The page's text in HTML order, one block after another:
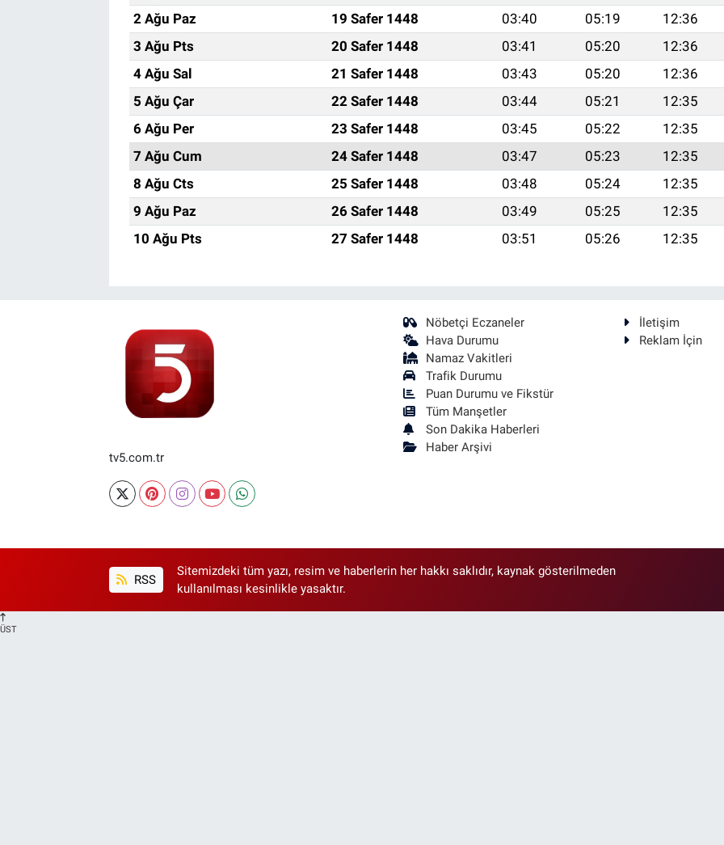
2 Ağu Paz
19 Safer 1448 03:40 05:19 12:36
3 Ağu Pts
20 Safer 1448 03:41 05:20 12:36
4 Ağu Sal
21 Safer 1448 03:43 05:20 12:36
5 Ağu Çar
22 Safer 1448 03:44 05:21 12:35
6 Ağu Per
23 Safer 1448 03:45 05:22 12:35
7 Ağu Cum
24 Safer 1448 03:47 05:23 12:35
8 Ağu Cts
25 Safer 1448 03:48 05:24 12:35
9 Ağu Paz
26 Safer 1448 03:49 05:25 12:35
10 Ağu Pts
27 Safer 1448 03:51 05:26 12:35
tv5.com.tr
Nöbetçi Eczaneler
Hava Durumu
Namaz Vakitleri
Trafik Durumu
Puan Durumu ve Fikstür
Tüm Manşetler
Son Dakika Haberleri
Haber Arşivi
İletişim
Reklam İçin
RSS
Sitemizdeki tüm yazı, resim ve haberlerin her hakkı saklıdır, kaynak gösterilmeden
kullanılması kesinlikle yasaktır.
ÜST